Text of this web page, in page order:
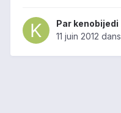
Par kenobijedi
11 juin 2012 dans